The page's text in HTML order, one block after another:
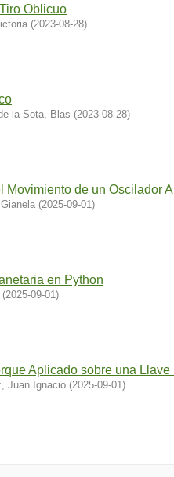
Oblicuo
(2023-08-28)
la Sota, Blas (2023-08-28)
Movimiento de un Oscilador
(2025-09-01)
en Python
(2025-09-01)
Aplicado sobre una
Juan Ignacio (2025-09-01)